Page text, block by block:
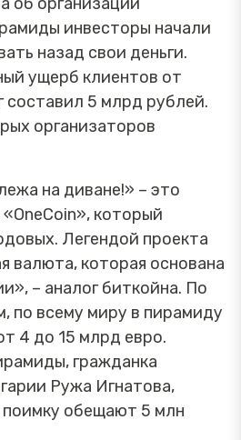
инвесторы начали
назад свои деньги.
ущерб клиентов от
составил 5 млрд рублей.
организаторов
на диване!» – это
который
Легендой проекта
валюта, которая основана
– аналог биткойна. По
по всему миру в пирамиду
4 до 15 млрд евро.
гражданка
Ружа Игнатова,
поимку обещают 5 млн